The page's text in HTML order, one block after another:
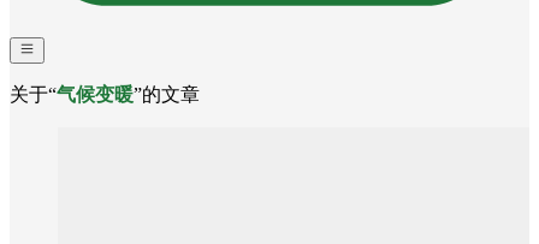
关于“气候变暖”的文章